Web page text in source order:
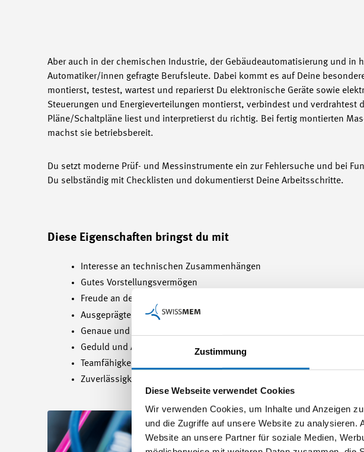
Zustimmung
Diese Webseite verwendet Cookies
Wir verwenden Cookies, um Inhalte und Anzeigen
und die Zugriffe auf unsere Website zu
Website an unsere Partner für soziale Medien,
Aber auch in der chemischen Industrie, der Gebäudeautomatisierung und
Automatiker/innen gefragte Berufsleute. Dabei kommt es auf Deine
montierst, testest, wartest und reparierst Du elektronische Geräte sowie
Steuerungen und Energieverteilungen montierst, verbindest und verdrahtest
Pläne/Schaltpläne liest und interpretierst du richtig. Bei fertig montierten
machst sie betriebsbereit.
Du setzt moderne Prüf- und Messinstrumente ein zur Fehlersuche und bei
Du selbständig mit Checklisten und dokumentierst Deine Arbeitsschritte.
Diese Eigenschaften bringst du mit
Interesse an technischen Zusammenhängen
Gutes Vorstellungsvermögen
Freude an der Elektrotechnik
Ausgeprägtes handwerkliches Geschick
Genaue und sorgfältige Arbeitsweise
Geduld und Ausdauer
Teamfähigkeit
Zuverlässigkeit